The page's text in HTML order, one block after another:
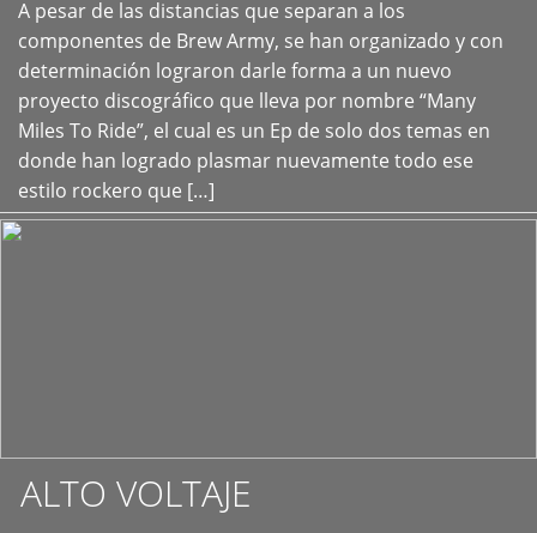
A pesar de las distancias que separan a los
componentes de Brew Army, se han organizado y con
determinación lograron darle forma a un nuevo
proyecto discográfico que lleva por nombre “Many
Miles To Ride”, el cual es un Ep de solo dos temas en
donde han logrado plasmar nuevamente todo ese
estilo rockero que […]
+
ALTO VOLTAJE